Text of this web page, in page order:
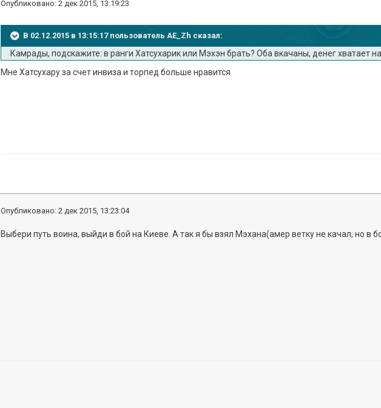
Опубликовано:2 дек 2015, 13:19:23
В 02.12.2015 в 13:15:17 пользователь AE_Zh сказал:
Камрады, подскажите: в ранги Хатсухарик или Мэхэн брать? Оба вкачаны, денег хватает на
Мне Хатсухару за счет инвиза и торпед больше нравится
Опубликовано:2 дек 2015, 13:23:04
Выбери путь воина, выйди в бой на Киеве. А так я бы взял Мэхана(амер ветку не качал, но в